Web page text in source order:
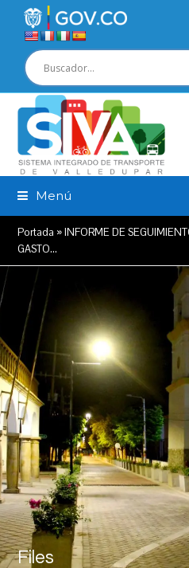
Menú
Portada »INFORME DE
GASTO…
Files